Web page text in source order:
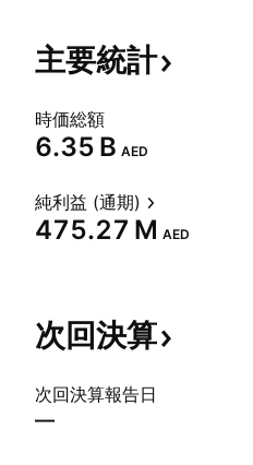
主要統計
時価総額
‪6.35 B‬ AED
純利益 (通期)
‪475.27 M‬ AED
次回決算
次回決算報告日
—